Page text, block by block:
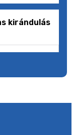
kirándulás